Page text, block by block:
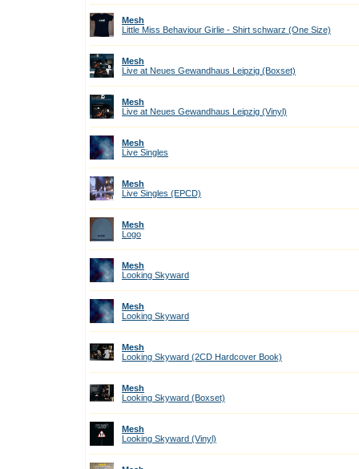
Mesh
Little Miss Behaviour Girlie - Shirt schwarz (One Size)
Mesh
Live at Neues Gewandhaus Leipzig (Boxset)
Mesh
Live at Neues Gewandhaus Leipzig (Vinyl)
Mesh
Live Singles
Mesh
Live Singles (EPCD)
Mesh
Logo
Mesh
Looking Skyward
Mesh
Looking Skyward
Mesh
Looking Skyward (2CD Hardcover Book)
Mesh
Looking Skyward (Boxset)
Mesh
Looking Skyward (Vinyl)